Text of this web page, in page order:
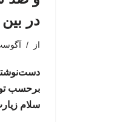
در
از آگوست 6,
برحسب
سلام